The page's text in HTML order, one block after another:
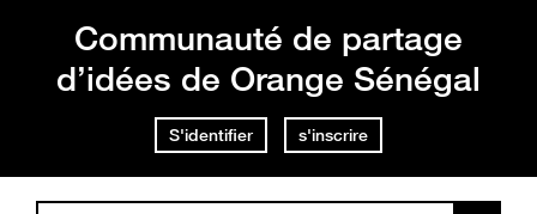
Communauté de partage
d’idées de Orange Sénégal
S'identifier s'inscrire